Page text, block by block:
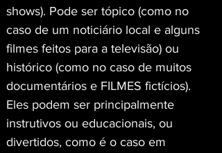
shows). Pode ser tópico (como no
caso de um noticiário local e alguns
filmes feitos para a televisão) ou
histórico (como no caso de muitos
documentários e FILMES fictícios).
Eles podem ser principalmente
instrutivos ou educacionais, ou
divertidos, como é o caso em